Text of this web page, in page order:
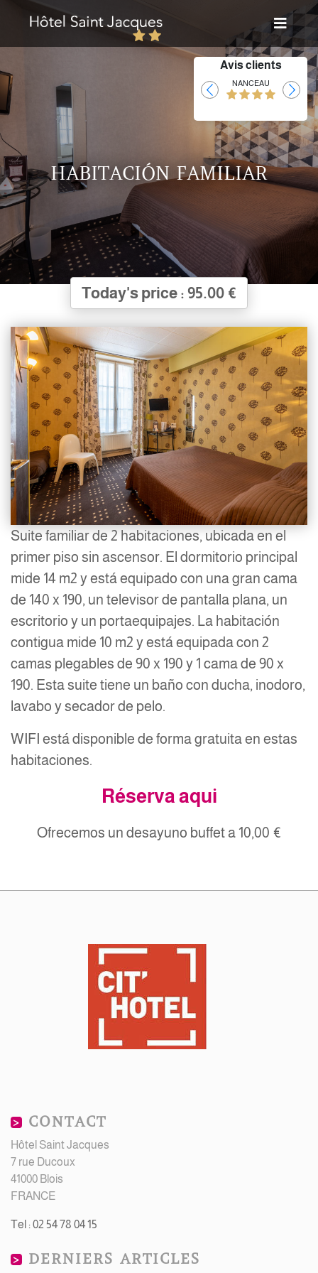
Avis clients
NANCEAU
HABITACIÓN FAMILIAR
Today's price : 95.00 €
Suite familiar de 2 habitaciones, ubicada en el
primer piso sin ascensor. El dormitorio principal
mide 14 m2 y está equipado con una gran cama
de 140 x 190, un televisor de pantalla plana, un
escritorio y un portaequipajes. La habitación
contigua mide 10 m2 y está equipada con 2
camas plegables de 90 x 190 y 1 cama de 90 x
190. Esta suite tiene un baño con ducha, inodoro,
lavabo y secador de pelo.
WIFI está disponible de forma gratuita en estas
habitaciones.
Réserva aqui
Ofrecemos un desayuno buffet a 10,00 €
CONTACT
Hôtel Saint Jacques
7 rue Ducoux
41000 Blois
FRANCE
Tel : 02 54 78 04 15
DERNIERS ARTICLES